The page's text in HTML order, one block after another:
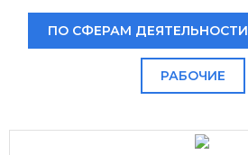
ПО СФЕРАМ ДЕЯТЕЛЬНОСТИ
РАБОЧИЕ